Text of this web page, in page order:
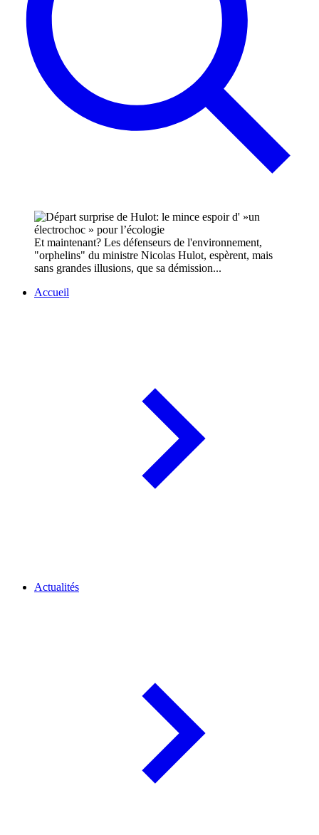
Et maintenant? Les défenseurs de l'environnement,
"orphelins" du ministre Nicolas Hulot, espèrent, mais
sans grandes illusions, que sa démission...
Accueil
Actualités